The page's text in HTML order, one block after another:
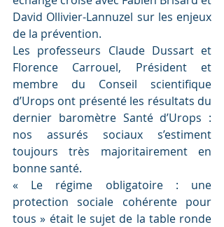
David Ollivier-Lannuzel sur les enjeux
de la prévention.
Les professeurs Claude Dussart et
Florence Carrouel, Président et
membre du Conseil scientifique
d’Urops ont présenté les résultats du
dernier baromètre Santé d’Urops :
nos assurés sociaux s’estiment
toujours très majoritairement en
bonne santé.
« Le régime obligatoire : une
protection sociale cohérente pour
tous » était le sujet de la table ronde